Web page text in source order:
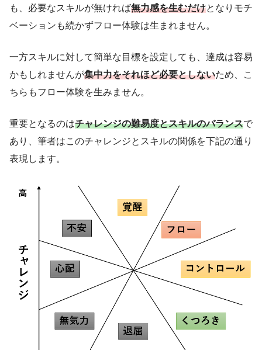
も、必要なスキルが無ければ無力感を生むだけとなりモチ
ベーションも続かずフロー体験は生まれません。
一方スキルに対して簡単な目標を設定しても、達成は容易
かもしれませんが集中力をそれほど必要としないため、こ
ちらもフロー体験を生みません。
重要となるのはチャレンジの難易度とスキルのバランスで
あり、筆者はこのチャレンジとスキルの関係を下記の通り
表現します。